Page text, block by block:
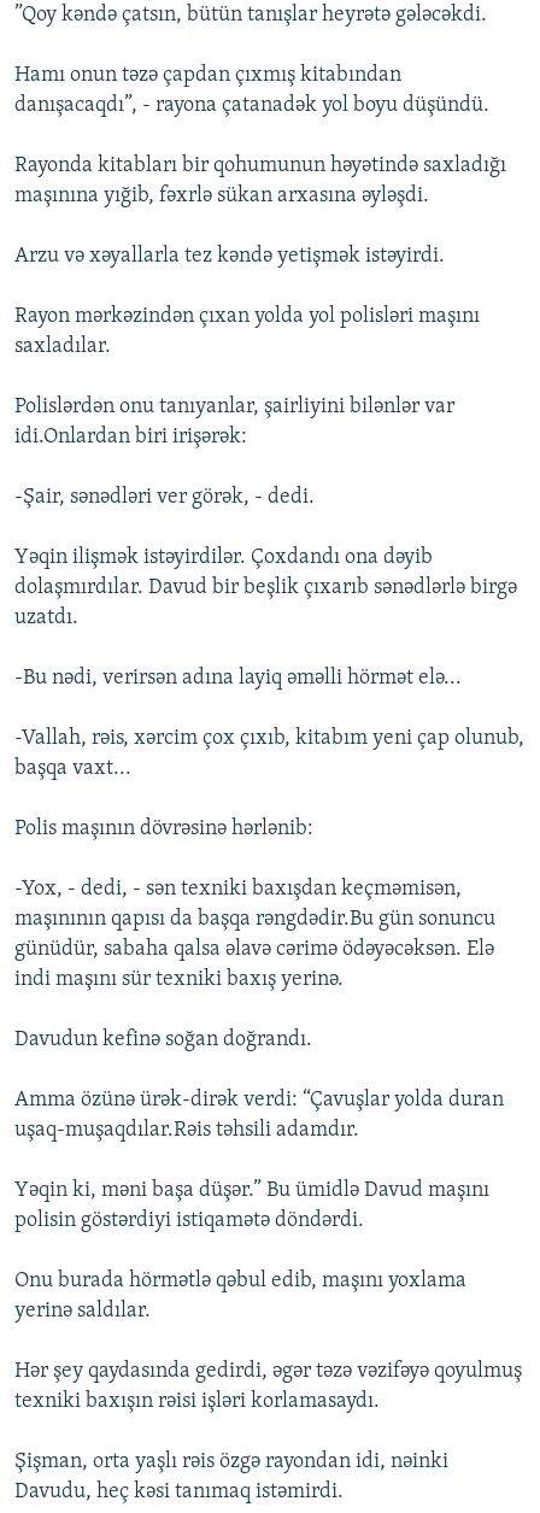
”Qoy kəndə çatsın, bütün tanışlar heyrətə gələcəkdi.
Hamı onun təzə çapdan çıxmış kitabından
danışacaqdı”, - rayona çatanadək yol boyu düşündü.
Rayonda kitabları bir qohumunun həyətində saxladığı
maşınına yığib, fəxrlə sükan arxasına əyləşdi.
Arzu və xəyallarla tez kəndə yetişmək istəyirdi.
Rayon mərkəzindən çıxan yolda yol polisləri maşını
saxladılar.
Polislərdən onu tanıyanlar, şairliyini bilənlər var
idi.Onlardan biri irişərək:
-Şair, sənədləri ver görək, - dedi.
Yəqin ilişmək istəyirdilər. Çoxdandı ona dəyib
dolaşmırdılar. Davud bir beşlik çıxarıb sənədlərlə birgə
uzatdı.
-Bu nədi, verirsən adına layiq əməlli hörmət elə...
-Vallah, rəis, xərcim çox çıxıb, kitabım yeni çap olunub,
başqa vaxt...
Polis maşının dövrəsinə hərlənib:
-Yox, - dedi, - sən texniki baxışdan keçməmisən,
maşınının qapısı da başqa rəngdədir.Bu gün sonuncu
günüdür, sabaha qalsa əlavə cərimə ödəyəcəksən. Elə
indi maşını sür texniki baxış yerinə.
Davudun kefinə soğan doğrandı.
Amma özünə ürək-dirək verdi: “Çavuşlar yolda duran
uşaq-muşaqdılar.Rəis təhsili adamdır.
Yəqin ki, məni başa düşər.” Bu ümidlə Davud maşını
polisin göstərdiyi istiqamətə döndərdi.
Onu burada hörmətlə qəbul edib, maşını yoxlama
yerinə saldılar.
Hər şey qaydasında gedirdi, əgər təzə vəzifəyə qoyulmuş
texniki baxışın rəisi işləri korlamasaydı.
Şişman, orta yaşlı rəis özgə rayondan idi, nəinki
Davudu, heç kəsi tanımaq istəmirdi.